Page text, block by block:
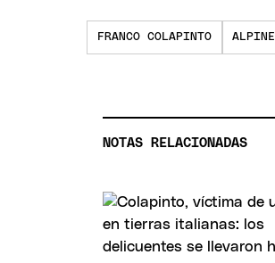
FRANCO COLAPINTO ALPINE
NOTAS RELACIONADAS